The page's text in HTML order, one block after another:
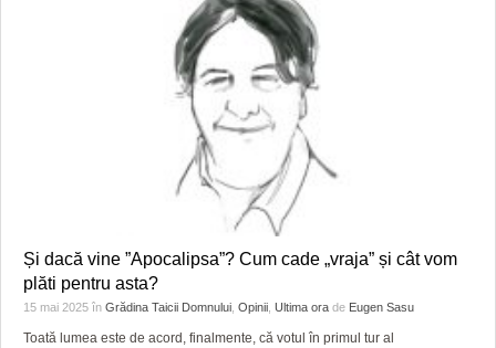
Și dacă vine ”Apocalipsa”? Cum cade „vraja” și cât vom
plăti pentru asta?
15 mai 2025 în Grădina Taicii Domnului Opinii Ultima ora de Eugen Sasu
Toată lumea este de acord, finalmente, că votul în primul tur al